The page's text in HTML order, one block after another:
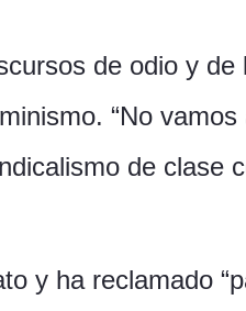
de odio y de
“No
de clase
y ha reclamado